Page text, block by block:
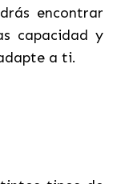
encontrar
capacidad y
a ti.